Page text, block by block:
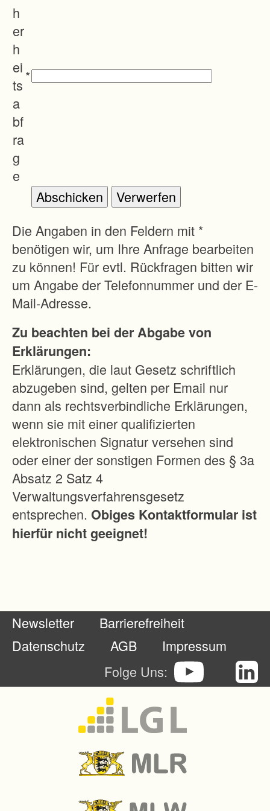
h
er
h
ei
ts
a
bf
ra
g
e
*
Die Angaben in den Feldern mit *
benötigen wir, um Ihre Anfrage bearbeiten
zu können! Für evtl. Rückfragen bitten wir
um Angabe der Telefonnummer und der E-
Mail-Adresse.
Zu beachten bei der Abgabe von
Erklärungen:
Erklärungen, die laut Gesetz schriftlich
abzugeben sind, gelten per Email nur
dann als rechtsverbindliche Erklärungen,
wenn sie mit einer qualifizierten
elektronischen Signatur versehen sind
oder einer der sonstigen Formen des § 3a
Absatz 2 Satz 4
Verwaltungsverfahrensgesetz
entsprechen. Obiges Kontaktformular ist
hierfür nicht geeignet!
Newsletter
Barrierefreiheit
Datenschutz
AGB
Impressum
Folge Uns: